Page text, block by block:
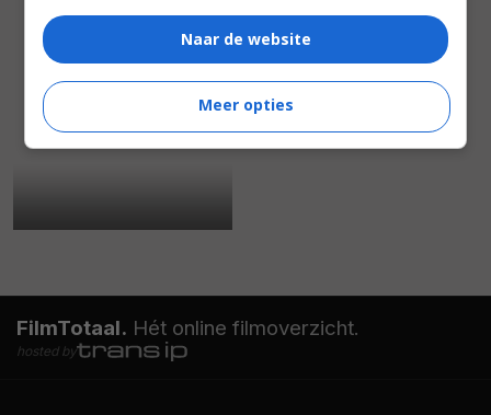
FilmTotaal. Hét online filmoverzicht.
hosted by
Naar de website
Meer opties